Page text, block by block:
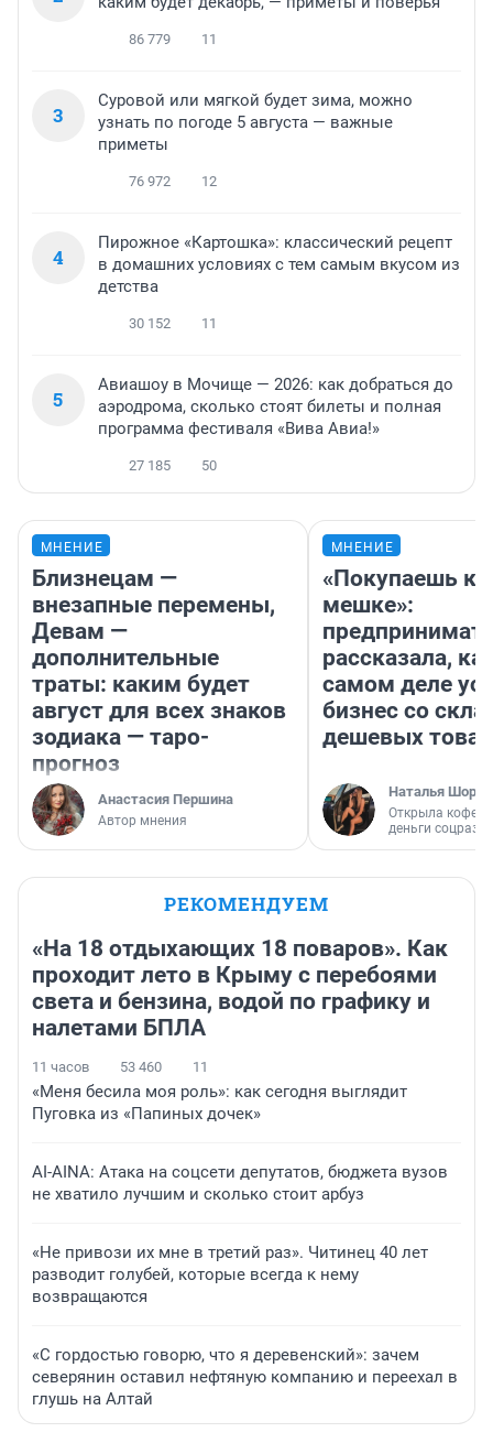
86 779 11
3
Суровой или мягкой будет зима, можно
узнать по погоде 5 августа — важные
приметы
76 972 12
4
Пирожное «Картошка»: классический рецепт
в домашних условиях с тем самым вкусом из
детства
30 152 11
5
Авиашоу в Мочище — 2026: как добраться до
аэродрома, сколько стоят билеты и полная
программа фестиваля «Вива Авиа!»
27 185 50
МНЕНИЕ
Близнецам —
внезапные перемены,
Девам —
дополнительные
траты: каким будет
август для всех знаков
зодиака — таро-
прогноз
Анастасия Першина
Автор мнения
МНЕНИЕ
«Покупаешь
мешке»:
рассказала,
самом деле
бизнес со
дешевых
Наталья
Открыла
деньги
РЕКОМЕНДУЕМ
«На 18 отдыхающих 18 поваров». Как
проходит лето в Крыму с перебоями
света и бензина, водой по графику и
налетами БПЛА
11 часов 53 460 11
«Меня бесила моя роль»: как сегодня выглядит
Пуговка из «Папиных дочек»
AI-AINA: Атака на соцсети депутатов, бюджета вузов
не хватило лучшим и сколько стоит арбуз
«Не привози их мне в третий раз». Читинец 40 лет
разводит голубей, которые всегда к нему
возвращаются
«С гордостью говорю, что я деревенский»: зачем
северянин оставил нефтяную компанию и переехал в
глушь на Алтай